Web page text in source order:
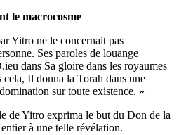
le macrocosme
Yitro ne le concernait pas
Ses paroles de louange
dans Sa gloire dans les royaumes
Il donna la Torah dans une
sur toute existence. »
de Yitro exprima le but du Don de la
à une telle révélation.